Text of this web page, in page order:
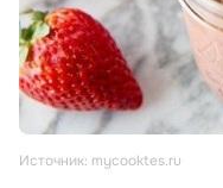
Источник: mycooktes.ru